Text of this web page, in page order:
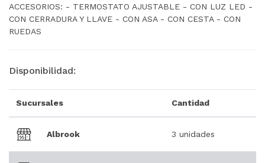
ACCESORIOS: - TERMOSTATO AJUSTABLE - CON LUZ LED -
CON CERRADURA Y LLAVE - CON ASA - CON CESTA - CON
RUEDAS
Disponibilidad:
Sucursales Cantidad
Albrook 3 unidades